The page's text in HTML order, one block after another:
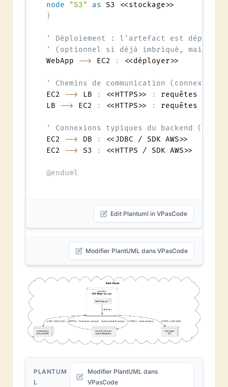
node
"S3" as
}
' Déploiement : l'artefact est déployé
' (optionnel si déjà imbriqué, mais
WebApp --> EC2 : <<déployer>>
' Chemins de communication (connexions
EC2 --> LB : <<HTTPS>> :
requêtes
LB --> EC2 : <<HTTPS>> : requêtes
' Connexions typiques du backend (ex.
EC2 --> DB :
<<JDBC / SDK AWS>>
EC2 --> S3 : <<HTTPS / SDK AWS>>
@enduml
Edit Plantuml in VPasCode
Modifier PlantUML dans VPasCode
PLANTUM
L
Modifier PlantUML dans
VPasCode